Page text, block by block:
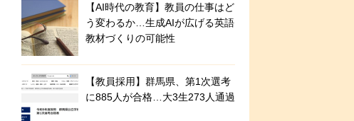
【AI時代の教育】教員の仕事はど
う変わるか…生成AIが広げる英語
教材づくりの可能性
【教員採用】群馬県、第1次選考
に885人が合格…大3生273人通過